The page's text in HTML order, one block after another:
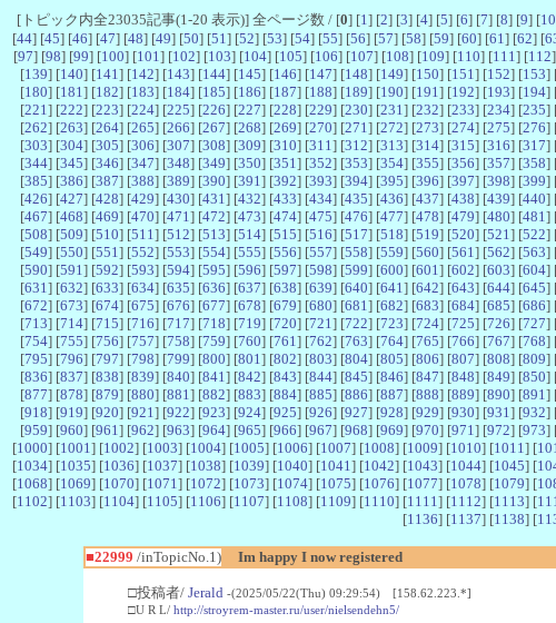
[トピック内全23035記事(1-20 表示)] 全ページ数 / [0] [1 ] [2] [3] [4] [5] [6] [7] [8] [9] [10
[44] [45] [46] [47] [48] [49] [50] [51 ] [52] [53] [54] [55] [56] [57] [58] [59] [60] [61 ] [62] [
[97] [98] [99] [100] [101 ] [102] [103] [104] [105] [106] [107] [108] [109] [110] [111 ] [112
[139] [140] [141 ] [142] [143] [144] [145] [146] [147] [148] [149] [150] [151 ] [152] [153]
[180] [181 ] [182] [183] [184] [185] [186] [187] [188] [189] [190] [191 ] [192] [193] [194]
[221 ] [222] [223] [224] [225] [226] [227] [228] [229] [230] [231 ] [232] [233] [234] [235]
[262] [263] [264] [265] [266] [267] [268] [269] [270] [271 ] [272] [273] [274] [275] [276]
[303] [304] [305] [306] [307] [308] [309] [310] [311 ] [312] [313] [314] [315] [316] [317]
[344] [345] [346] [347] [348] [349] [350] [351 ] [352] [353] [354] [355] [356] [357] [358]
[385] [386] [387] [388] [389] [390] [391 ] [392] [393] [394] [395] [396] [397] [398] [399]
[426] [427] [428] [429] [430] [431 ] [432] [433] [434] [435] [436] [437] [438] [439] [440]
[467] [468] [469] [470] [471 ] [472] [473] [474] [475] [476] [477] [478] [479] [480] [481 ]
[508] [509] [510] [511 ] [512] [513] [514] [515] [516] [517] [518] [519] [520] [521 ] [522]
[549] [550] [551 ] [552] [553] [554] [555] [556] [557] [558] [559] [560] [561 ] [562] [563]
[590] [591 ] [592] [593] [594] [595] [596] [597] [598] [599] [600] [601 ] [602] [603] [604]
[631 ] [632] [633] [634] [635] [636] [637] [638] [639] [640] [641 ] [642] [643] [644] [645]
[672] [673] [674] [675] [676] [677] [678] [679] [680] [681 ] [682] [683] [684] [685] [686]
[713] [714] [715] [716] [717] [718] [719] [720] [721 ] [722] [723] [724] [725] [726] [727]
[754] [755] [756] [757] [758] [759] [760] [761 ] [762] [763] [764] [765] [766] [767] [768]
[795] [796] [797] [798] [799] [800] [801 ] [802] [803] [804] [805] [806] [807] [808] [809]
[836] [837] [838] [839] [840] [841 ] [842] [843] [844] [845] [846] [847] [848] [849] [850]
[877] [878] [879] [880] [881 ] [882] [883] [884] [885] [886] [887] [888] [889] [890] [891 ]
[918] [919] [920] [921 ] [922] [923] [924] [925] [926] [927] [928] [929] [930] [931 ] [932]
[959] [960] [961 ] [962] [963] [964] [965] [966] [967] [968] [969] [970] [971 ] [972] [973]
[1000] [1001 ] [1002] [1003] [1004] [1005] [1006] [1007] [1008] [1009] [1010] [1011 ] [
[1034] [1035] [1036] [1037] [1038] [1039] [1040] [1041 ] [1042] [1043] [1044] [1045] [
[1068] [1069] [1070] [1071 ] [1072] [1073] [1074] [1075] [1076] [1077] [1078] [1079] [
[1102] [1103] [1104] [1105] [1106] [1107] [1108] [1109] [1110] [1111 ] [1112] [1113] [
[1136] [1137] [1138] [
■22999 /inTopicNo.1) Im happy I now registered
□投稿者/ Jerald -(2025/05/22(Thu) 09:29:54) [158.62.223.*]
□U R L/ http://stroyrem-master.ru/user/nielsendehn5/